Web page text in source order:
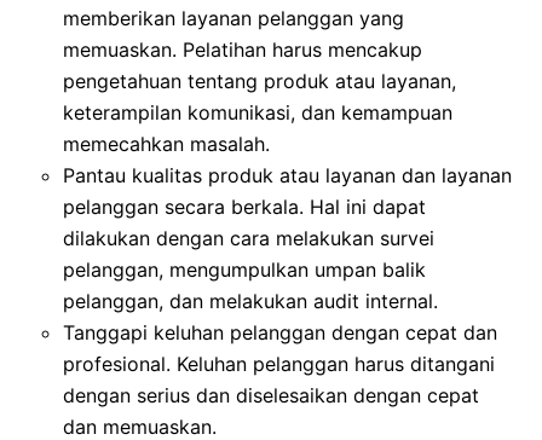
memberikan layanan pelanggan yang
memuaskan. Pelatihan harus mencakup
pengetahuan tentang produk atau layanan,
keterampilan komunikasi, dan kemampuan
memecahkan masalah.
Pantau kualitas produk atau layanan dan layanan
pelanggan secara berkala. Hal ini dapat
dilakukan dengan cara melakukan survei
pelanggan, mengumpulkan umpan balik
pelanggan, dan melakukan audit internal.
Tanggapi keluhan pelanggan dengan cepat dan
profesional. Keluhan pelanggan harus ditangani
dengan serius dan diselesaikan dengan cepat
dan memuaskan.